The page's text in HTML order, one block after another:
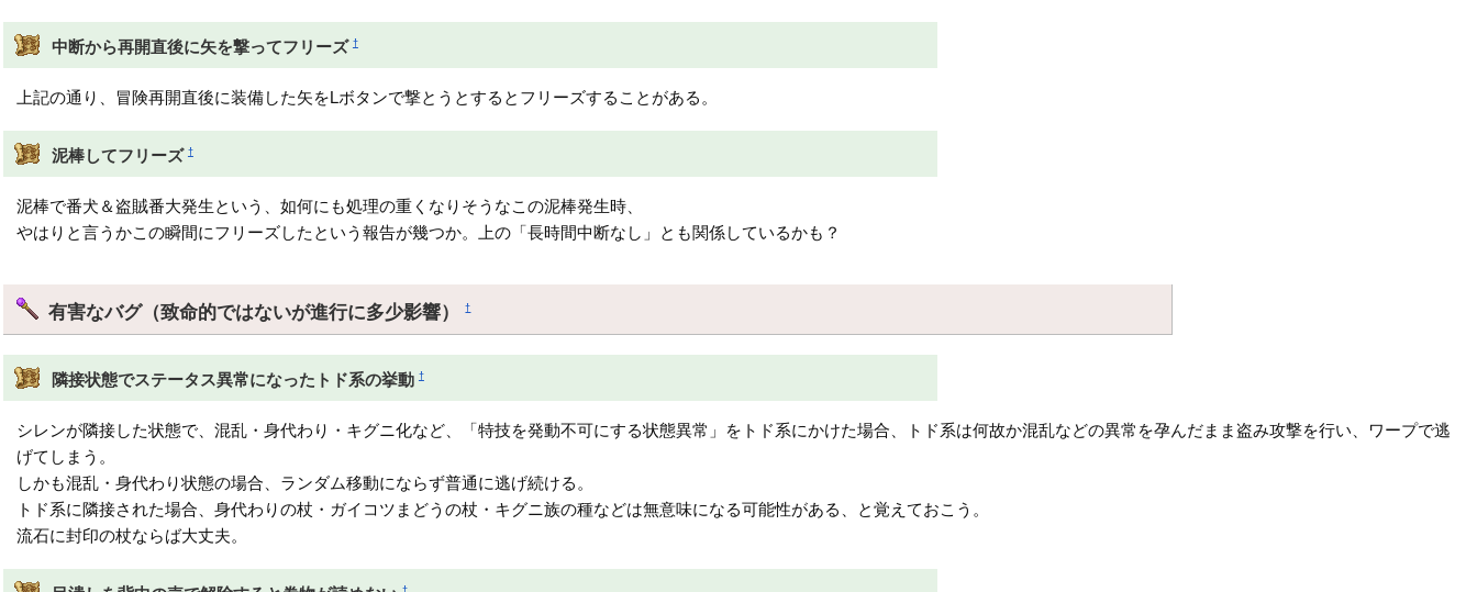
中断から再開直後に矢を撃ってフリーズ †
上記の通り、冒険再開直後に装備した矢をLボタンで撃とうとするとフリーズすることがある。
泥棒してフリーズ †
泥棒で番犬＆盗賊番大発生という、如何にも処理の重くなりそうなこの泥棒発生時、
やはりと言うかこの瞬間にフリーズしたという報告が幾つか。上の「長時間中断なし」とも関係しているかも？
有害なバグ（致命的ではないが進行に多少影響）†
隣接状態でステータス異常になったトド系の挙動 †
シレンが隣接した状態で、混乱・身代わり・キグニ化など、「特技を発動不可にする状態異常」をトド系にかけた場合、トド系は何故か混乱などの異常を孕んだまま盗み攻撃を行い、ワープで逃
げてしまう。
しかも混乱・身代わり状態の場合、ランダム移動にならず普通に逃げ続ける。
トド系に隣接された場合、身代わりの杖・ガイコツまどうの杖・キグニ族の種などは無意味になる可能性がある、と覚えておこう。
流石に封印の杖ならば大丈夫。
†